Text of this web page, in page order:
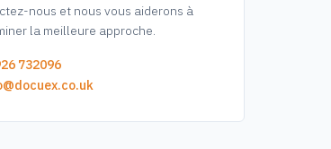
nous et nous vous aiderons à
la meilleure approche.
732096